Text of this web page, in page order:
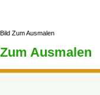
Zum Ausmalen
Ausmalen